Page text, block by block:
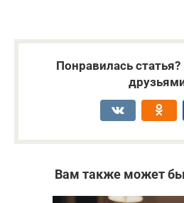
Понравилась
Вам также может